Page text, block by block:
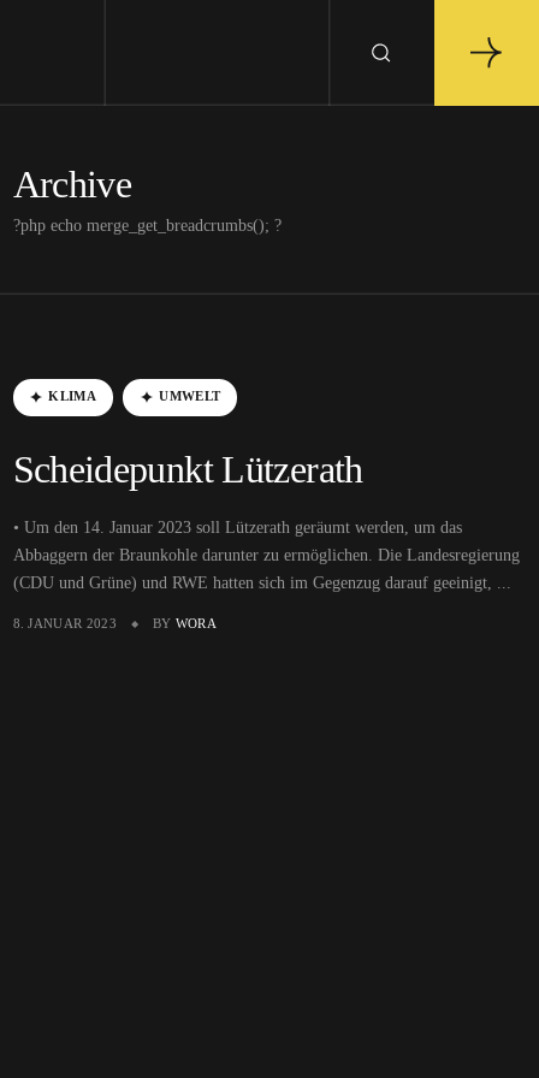
Archive
?php echo merge_get_breadcrumbs(); ?
KLIMA UMWELT
Scheidepunkt Lützerath
• Um den 14. Januar 2023 soll Lützerath geräumt werden, um das
Abbaggern der Braunkohle darunter zu ermöglichen. Die Landesregierung
(CDU und Grüne) und RWE hatten sich im Gegenzug darauf geeinigt, ...
8. JANUAR 2023 BY WORA